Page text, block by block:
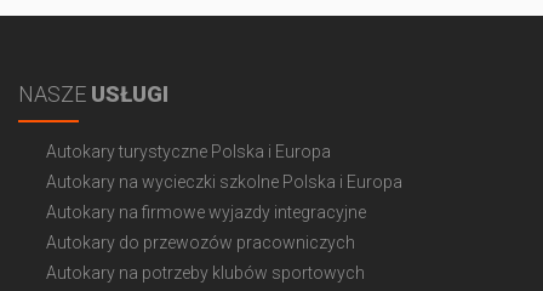
NASZE USŁUGI
Autokary turystyczne Polska i Europa
Autokary na wycieczki szkolne Polska i Europa
Autokary na firmowe wyjazdy integracyjne
Autokary do przewozów pracowniczych
Autokary na potrzeby klubów sportowych